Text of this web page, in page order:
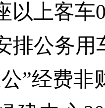
以上客车
排公务用
”经费